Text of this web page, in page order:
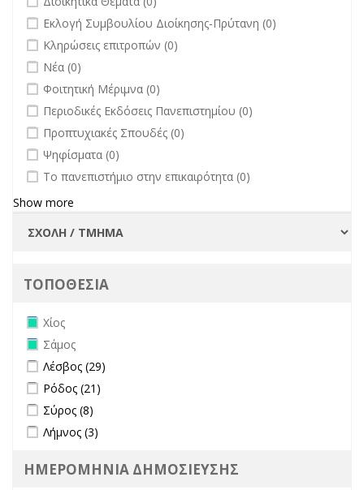
undefined
Εκλογή Συμβουλίου Διοίκησης-Πρύτανη (0)
undefined
Κληρώσεις επιτροπών (0)
undefined
Νέα (0)
undefined
Φοιτητική Μέριμνα (0)
undefined
Περιοδικές Εκδόσεις Πανεπιστημίου (0)
undefined
Προπτυχιακές Σπουδές (0)
undefined
Ψηφίσματα (0)
undefined
Το πανεπιστήμιο στην επικαιρότητα (0)
Show more
ΤΟΠΟΘΕΣΙΑ
Remove Χίος filter
Χίος
Remove Σάμος filter
Σάμος
Apply Λέσβος filter
Λέσβος (29)
Apply Ρόδος filter
Ρόδος (21)
Apply Σύρος filter
Σύρος (8)
Apply Λήμνος filter
Λήμνος (3)
ΗΜΕΡΟΜΗΝΙΑ ΔΗΜΟΣΙΕΥΣΗΣ